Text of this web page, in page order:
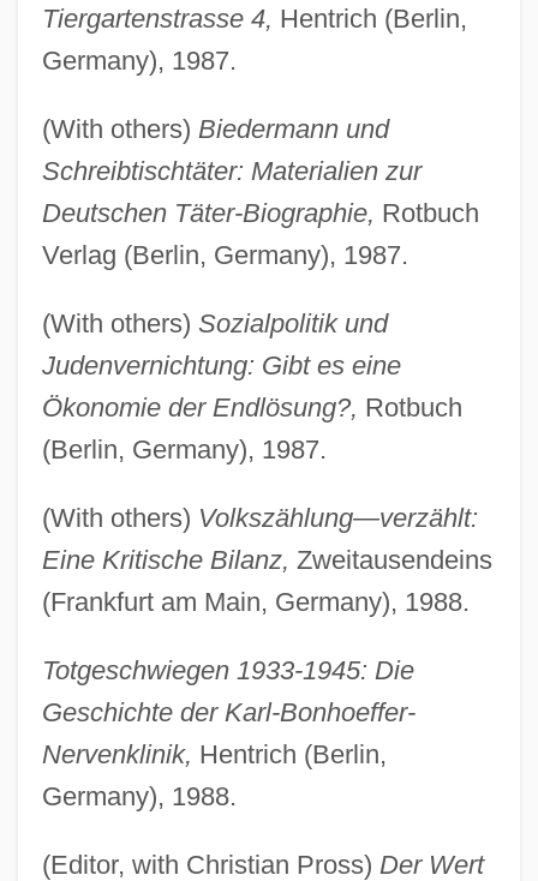
Tiergartenstrasse 4, Hentrich (Berlin,
Germany), 1987.
(With others) Biedermann und
Schreibtischtäter: Materialien zur
Deutschen Täter-Biographie, Rotbuch
Verlag (Berlin, Germany), 1987.
(With others) Sozialpolitik und
Judenvernichtung: Gibt es eine
Ökonomie der Endlösung?, Rotbuch
(Berlin, Germany), 1987.
(With others) Volkszählung—verzählt:
Eine Kritische Bilanz, Zweitausendeins
(Frankfurt am Main, Germany), 1988.
Totgeschwiegen 1933-1945: Die
Geschichte der Karl-Bonhoeffer-
Nervenklinik, Hentrich (Berlin,
Germany), 1988.
(Editor, with Christian Pross) Der Wert